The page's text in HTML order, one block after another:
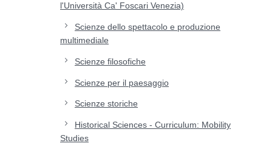
l'Università Ca' Foscari Venezia)
Scienze dello spettacolo e produzione
multimediale
Scienze filosofiche
Scienze per il paesaggio
Scienze storiche
Historical Sciences - Curriculum: Mobility
Studies